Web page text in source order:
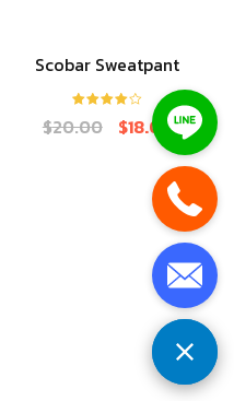
Scobar Sweatpant
4.00ตั้งแต่
$20.00 $18.00